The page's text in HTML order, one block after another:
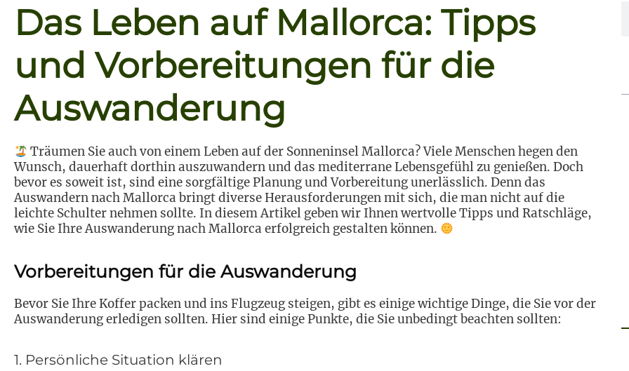
Das Leben auf Mallorca: Tipps
und Vorbereitungen für die
Auswanderung
Träumen Sie auch von einem Leben auf der Sonneninsel Mallorca? Viele Menschen hegen den
Wunsch, dauerhaft dorthin auszuwandern und das mediterrane Lebensgefühl zu genießen. Doch
bevor es soweit ist, sind eine sorgfältige Planung und Vorbereitung unerlässlich. Denn das
Auswandern nach Mallorca bringt diverse Herausforderungen mit sich, die man nicht auf die
leichte Schulter nehmen sollte. In diesem Artikel geben wir Ihnen wertvolle Tipps und Ratschläge,
wie Sie Ihre Auswanderung nach Mallorca erfolgreich gestalten können.
Vorbereitungen für die Auswanderung
Bevor Sie Ihre Koffer packen und ins Flugzeug steigen, gibt es einige wichtige Dinge, die Sie vor der
Auswanderung erledigen sollten. Hier sind einige Punkte, die Sie unbedingt beachten sollten:
1. Persönliche Situation klären